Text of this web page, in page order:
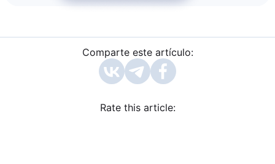
Comparte este artículo:
Rate this article: